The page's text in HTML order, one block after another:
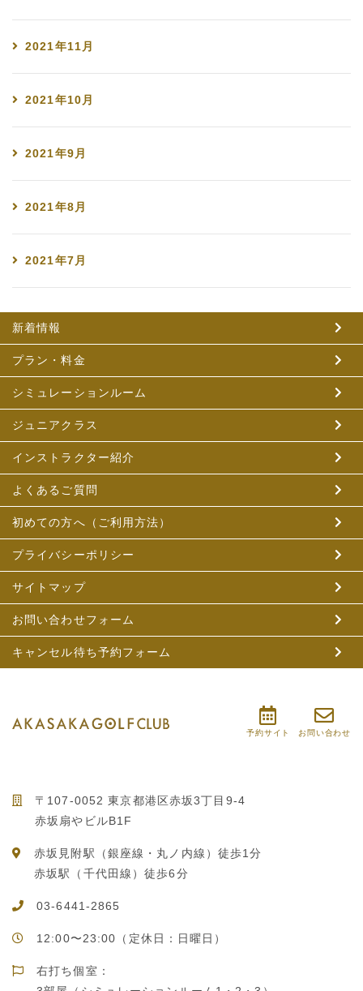
2021年11月
2021年10月
2021年9月
2021年8月
2021年7月
新着情報
プラン・料金
シミュレーションルーム
ジュニアクラス
インストラクター紹介
よくあるご質問
初めての方へ（ご利用方法）
プライバシーポリシー
サイトマップ
お問い合わせフォーム
キャンセル待ち予約フォーム
予約サイト お問い合わせ
〒107-0052 東京都港区赤坂3丁目9-4
赤坂扇やビルB1F
赤坂見附駅（銀座線・丸ノ内線）徒歩1分
赤坂駅（千代田線）徒歩6分
03-6441-2865
12:00〜23:00（定休日：日曜日）
右打ち個室：